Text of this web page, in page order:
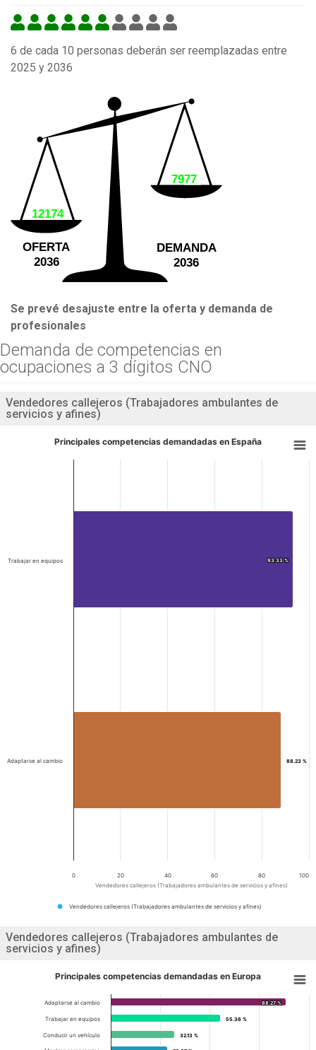
6 de cada 10 personas deberán ser reemplazadas entre
2025 y 2036
12174
7977
OFERTA
2036
DEMANDA
2036
Se prevé desajuste entre la oferta y demanda de
profesionales
Demanda de competencias en
ocupaciones a 3 dígitos CNO
Vendedores callejeros (Trabajadores ambulantes de
servicios y afines)
Vendedores callejeros (Trabajadores ambulantes de servicios y afines)
Principales competencias demandadas en España
93.33 %
93.33 %
88.23 %
88.23 %
Vendedores callejeros (Trabajadores ambulantes de servicios y afines)
0 20 40 60 80 100
Trabajar en equipos
Adaptarse al cambio
Vendedores callejeros (Trabajadores ambulantes de
servicios y afines)
Principales competencias demandadas en Europa
88.27 %
88.27 %
55.36 %
55.36 %
32.13 %
32.13 %
Adaptarse al cambio
Trabajar en equipos
Conducir un vehículo